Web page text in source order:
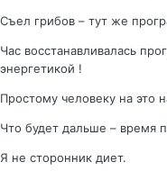
Съел грибов – тут же
Час восстанавливалась
энергетикой !
Простому человеку на это
Что будет дальше – время
Я не сторонник диет.